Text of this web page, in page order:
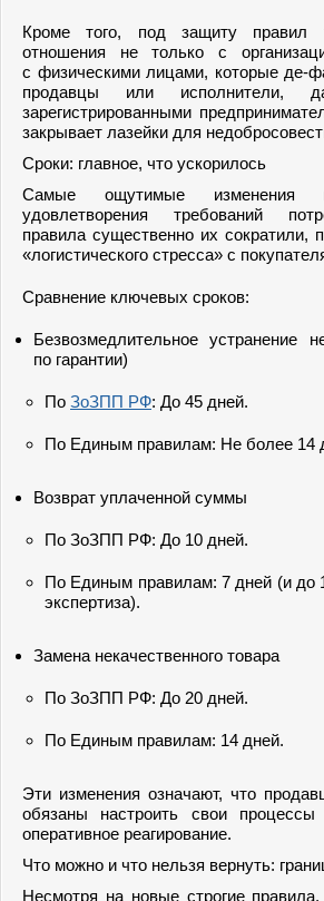
Кроме того, под защиту правил
отношения не только с
с физическими лицами, которые де-
продавцы или исполнители,
зарегистрированными
закрывает лазейки для
Сроки: главное, что ускорилось
Самые ощутимые изменения
удовлетворения требований
правила существенно их сократили,
«логистического стресса» с
Сравнение ключевых сроков:
Безвозмедлительное устранение
по гарантии)
По ЗоЗПП РФ: До 45 дней.
По Единым правилам: Не более 14
Возврат уплаченной суммы
По ЗоЗПП РФ: До 10 дней.
По Единым правилам: 7 дней (и до
экспертиза).
Замена некачественного товара
По ЗоЗПП РФ: До 20 дней.
По Единым правилам: 14 дней.
Эти изменения означают, что
обязаны настроить свои
оперативное реагирование.
Что можно и что нельзя вернуть:
Несмотря на новые строгие